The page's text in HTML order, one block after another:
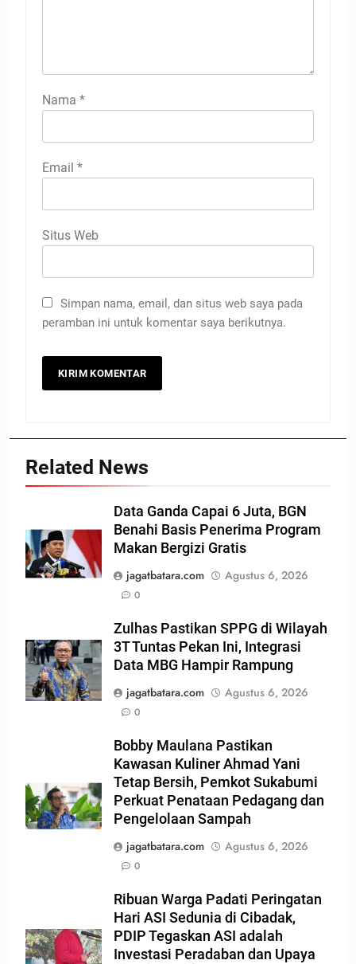
Nama *
Email *
Situs Web
Simpan nama, email, dan situs web saya pada
peramban ini untuk komentar saya berikutnya.
Related News
Data Ganda Capai 6 Juta, BGN
Benahi Basis Penerima Program
Makan Bergizi Gratis
jagatbatara.com
Agustus 6, 2026
0
Zulhas Pastikan SPPG di Wilayah
3T Tuntas Pekan Ini, Integrasi
Data MBG Hampir Rampung
jagatbatara.com
Agustus 6, 2026
0
Bobby Maulana Pastikan
Kawasan Kuliner Ahmad Yani
Tetap Bersih, Pemkot Sukabumi
Perkuat Penataan Pedagang dan
Pengelolaan Sampah
jagatbatara.com
Agustus 6, 2026
0
Ribuan Warga Padati Peringatan
Hari ASI Sedunia di Cibadak,
PDIP Tegaskan ASI adalah
Investasi Peradaban dan Upaya